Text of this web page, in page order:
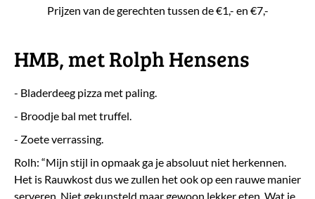
Prijzen van de gerechten tussen de €1,- en €7,-
HMB, met Rolph Hensens
- Bladerdeeg pizza met paling.
- Broodje bal met truffel.
- Zoete verrassing.
Rolh: “Mijn stijl in opmaak ga je absoluut niet herkennen.
Het is Rauwkost dus we zullen het ook op een rauwe manier
serveren. Niet gekunsteld maar gewoon lekker eten. Wat je